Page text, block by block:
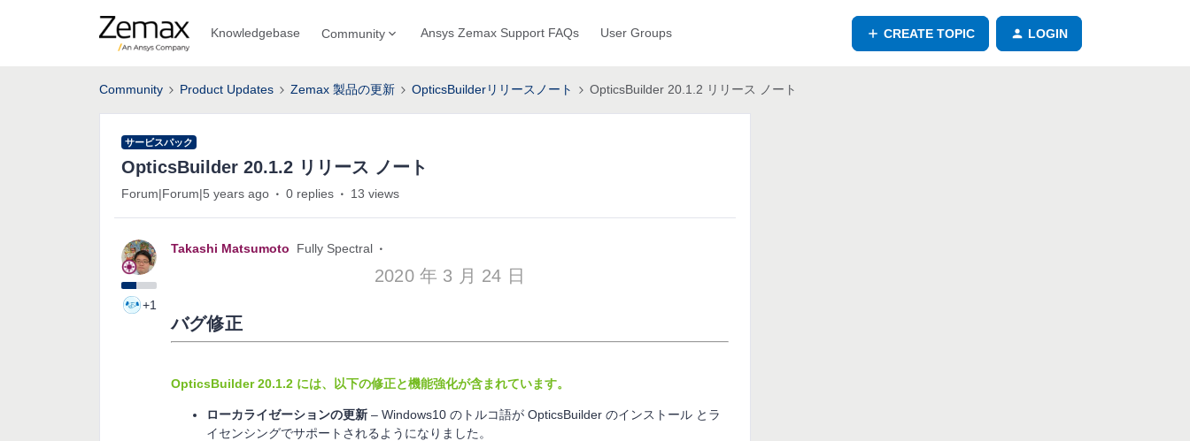
Knowledgebase Community Ansys Zemax Support FAQs User Groups CREATE TOPIC LOGIN
Community Product Updates Zemax 製品の更新 OpticsBuilderリリースノート OpticsBuilder 20.1.2 リリース ノート
サービスパック
OpticsBuilder 20.1.2 リリース ノート
Forum|Forum|5 years ago 0 replies 13 views
+1
Takashi Matsumoto Fully Spectral
2020 年 3 月 24 日
バグ修正
OpticsBuilder 20.1.2 には、以下の修正と機能強化が含まれています。
ローカライゼーションの更新 – Windows10 のトルコ語が OpticsBuilder のインストール とラ
イセンシングでサポートされるようになりました。